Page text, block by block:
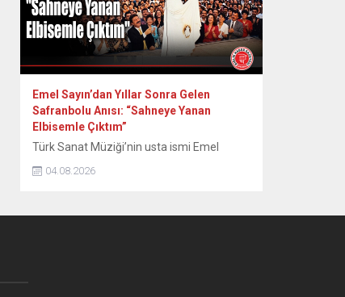
karadan yürütülen çalışmalara işaret eden
Yumaklı, “Etkili mücadeleler sonucunda,
Aydın’ın Çine, Balıkesir’in...
Emel Sayın’dan Yıllar Sonra Gelen
Safranbolu Anısı: “Sahneye Yanan
Elbisemle Çıktım”
Türk Sanat Müziği’nin usta ismi Emel
verdiği konserde sahne kostümünün
04.08.2026